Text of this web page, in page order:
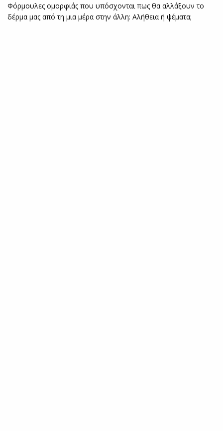
Φόρμουλες ομορφιάς που υπόσχονται πως θα αλλάξουν το
δέρμα μας από τη μια μέρα στην άλλη: Αλήθεια ή ψέματα;